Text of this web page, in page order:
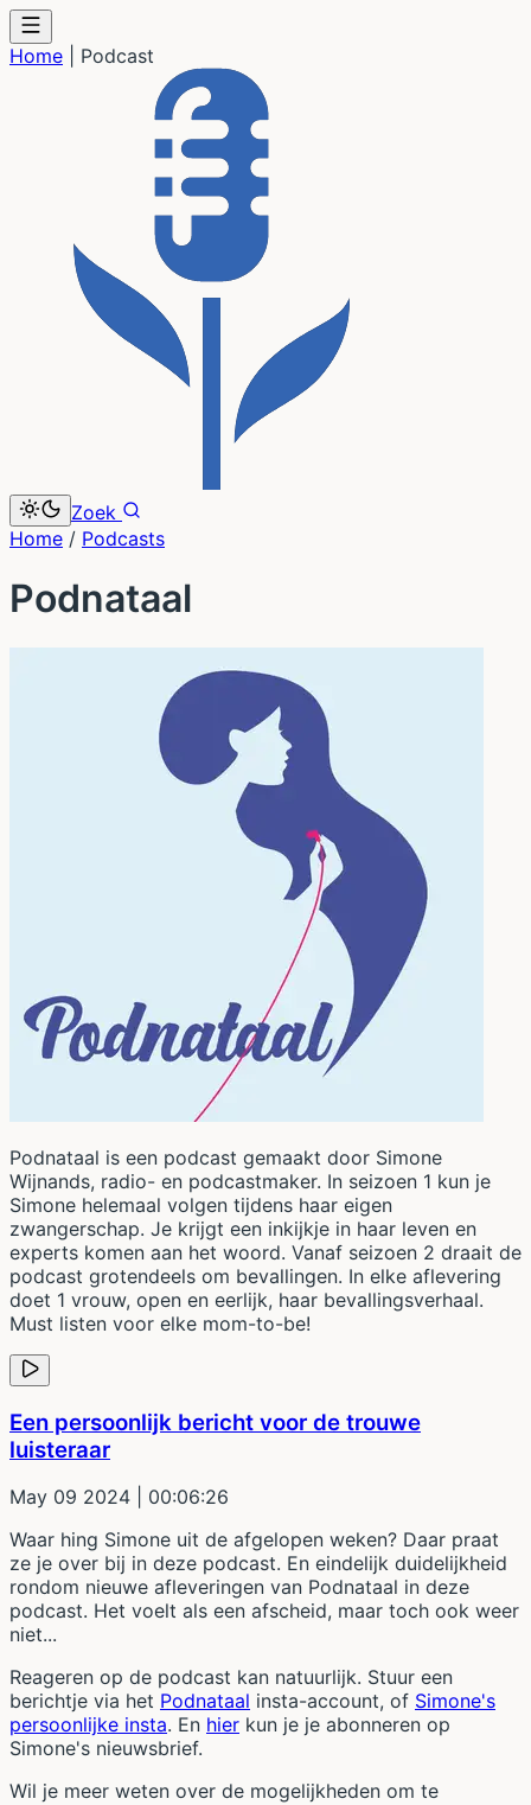
Home Podcast
Zoek
Home / Podcasts
Podnataal
Podnataal is een podcast gemaakt door Simone
Wijnands, radio- en podcastmaker. In seizoen 1 kun je
Simone helemaal volgen tijdens haar eigen
zwangerschap. Je krijgt een inkijkje in haar leven en
experts komen aan het woord. Vanaf seizoen 2 draait de
podcast grotendeels om bevallingen. In elke aflevering
doet 1 vrouw, open en eerlijk, haar bevallingsverhaal.
Must listen voor elke mom-to-be!
Een persoonlijk bericht voor de trouwe
luisteraar
May 09 2024 | 00:06:26
Waar hing Simone uit de afgelopen weken? Daar praat
ze je over bij in deze podcast. En eindelijk duidelijkheid
rondom nieuwe afleveringen van Podnataal in deze
podcast. Het voelt als een afscheid, maar toch ook weer
niet...
Reageren op de podcast kan natuurlijk. Stuur een
berichtje via het Podnataal insta-account, of Simone's
persoonlijke insta. En hier kun je je abonneren op
Simone's nieuwsbrief.
Wil je meer weten over de mogelijkheden om te